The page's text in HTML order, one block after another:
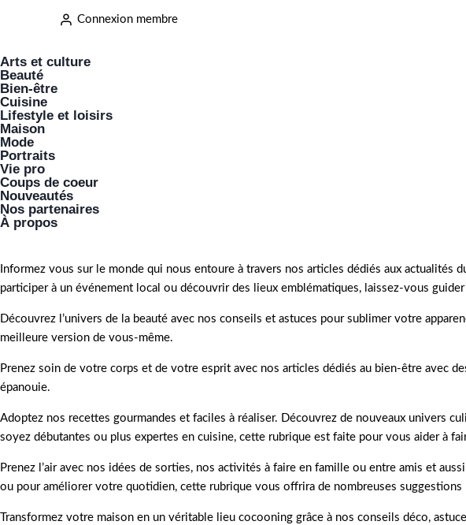
Connexion membre
Arts et culture
Beauté
Bien-être
Cuisine
Lifestyle et loisirs
Maison
Mode
Portraits
Vie pro
Coups de coeur
Nouveautés
Nos partenaires
À propos
Informez vous sur le monde qui nous entoure à travers nos articles dédiés aux
participer à un événement local ou découvrir des lieux emblématiques, laissez-vous
Découvrez l’univers de la beauté avec nos conseils et astuces pour sublimer votre
meilleure version de vous-même.
Prenez soin de votre corps et de votre esprit avec nos articles dédiés au bien-être avec
épanouie.
Adoptez nos recettes gourmandes et faciles à réaliser. Découvrez de nouveaux univers
soyez débutantes ou plus expertes en cuisine, cette rubrique est faite pour vous aider à
Prenez l’air avec nos idées de sorties, nos activités à faire en famille ou entre amis et
ou pour améliorer votre quotidien, cette rubrique vous offrira de nombreuses
Transformez votre maison en un véritable lieu cocooning grâce à nos conseils déco,